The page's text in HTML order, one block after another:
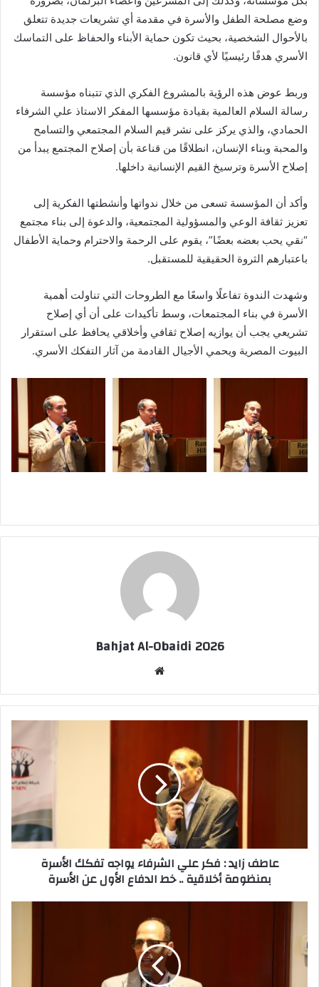
وضع مصلحة الطفل والأسرة في مقدمة أي تشريعات جديدة تتعلق
بالأحوال الشخصية، بحيث تكون حماية الأبناء والحفاظ على التماسك
الأسري هدفًا رئيسيًا لأي قانون.
وربط عوض هذه الرؤية بالمشروع الفكري الذي تتبناه مؤسسة
رسالة السلام العالمية بقيادة مؤسسها المفكر الاستاذ علي الشرفاء
الحمادي، والذي يركز على نشر قيم السلام المجتمعي والتسامح
والمحبة وبناء الإنسان، انطلاقًا من قناعة بأن إصلاح المجتمع يبدأ من
إصلاح الأسرة وترسيخ القيم الإنسانية داخلها.
وأكد أن المؤسسة تسعى من خلال ندواتها وأنشطتها الفكرية إلى
تعزيز ثقافة الوعي والمسؤولية المجتمعية، والدعوة إلى بناء مجتمع
“نقي يحب بعضه بعضًا”، يقوم على الرحمة والاحترام وحماية الأطفال
باعتبارهم الثروة الحقيقية للمستقبل.
وشهدت الندوة تفاعلًا واسعًا مع الطروحات التي تناولت أهمية
الأسرة في بناء المجتمعات، وسط تأكيدات على أن أي إصلاح
تشريعي يجب أن يوازيه إصلاح ثقافي وأخلاقي يحافظ على استقرار
البيوت المصرية ويحمي الأجيال القادمة من آثار التفكك الأسري.
Bahjat Al-Obaidi 2026
عاطف زايد : فكر علي الشرفاء يواجه تفكك الأسرة
بمنظومة أخلاقية .. خط الدفاع الأول عن الأسرة